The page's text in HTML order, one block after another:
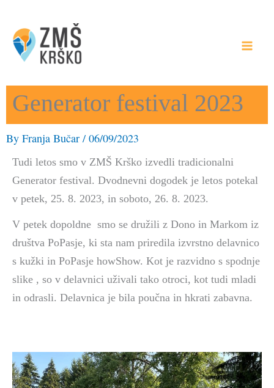
content
Generator festival 2023
By Franja Bučar / 06/09/2023
Tudi letos smo v ZMŠ Krško izvedli tradicionalni
Generator festival. Dvodnevni dogodek je letos potekal
v petek, 25. 8. 2023, in soboto, 26. 8. 2023.
V petek dopoldne smo se družili z Dono in Markom iz
društva PoPasje, ki sta nam priredila izvrstno delavnico
s kužki in PoPasje howShow. Kot je razvidno s spodnje
slike , so v delavnici uživali tako otroci, kot tudi mladi
in odrasli. Delavnica je bila poučna in hkrati zabavna.